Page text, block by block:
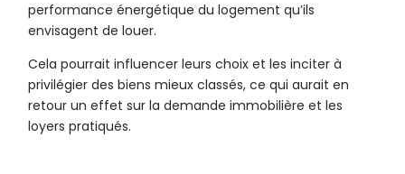
performance énergétique du logement qu’ils
envisagent de louer.
Cela pourrait influencer leurs choix et les inciter à
privilégier des biens mieux classés, ce qui aurait en
retour un effet sur la demande immobilière et les
loyers pratiqués.